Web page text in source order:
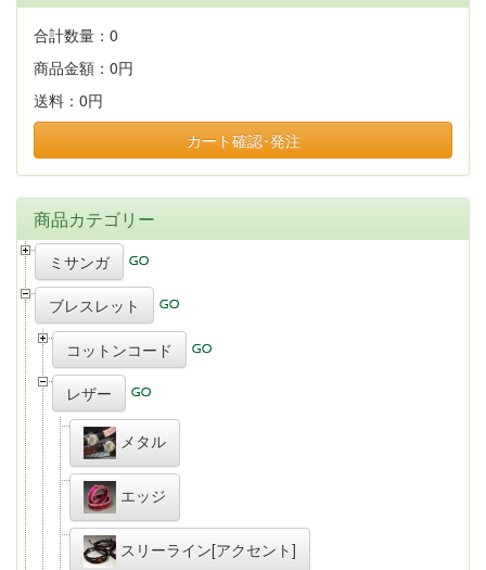
合計数量： 0
商品金額： 0円
送料： 0円
カート確認･発注
商品カテゴリー
ミサンガ
ブレスレット
コットンコード
レザー
メタル
エッジ
スリーライン[アクセント]